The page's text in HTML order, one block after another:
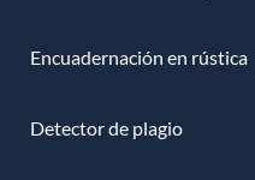
Encuadernación en rústica
Detector de plagio